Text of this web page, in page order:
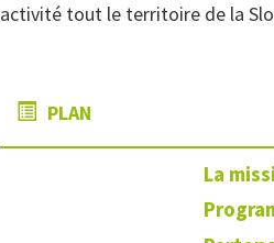
activité tout le territoire de la
PLAN
La